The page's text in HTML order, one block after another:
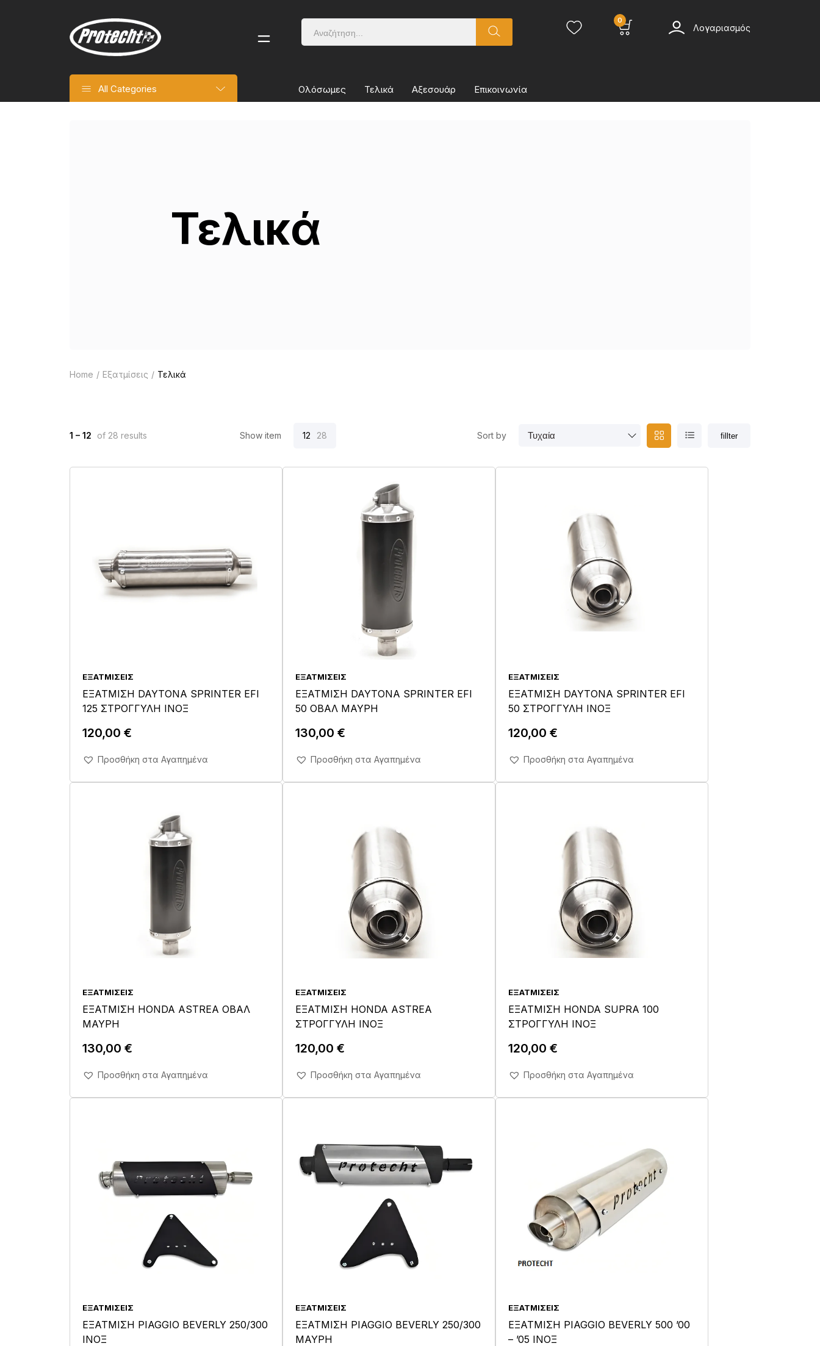
0
Λογαριασμός
All Categories Ολόσωμες Τελικά Αξεσουάρ Επικοινωνία
Τελικά
Home Εξατμίσεις Τελικά
1 – 12 of 28 results Show item 12 28 Sort by fillter
ΕΞΑΤΜΊΣΕΙΣ
ΕΞΑΤΜΙΣΗ DAYTONA SPRINTER EFI
125 ΣΤΡΟΓΓΥΛΗ ΙΝΟΞ
120,00 €
Άμεση Αγορά Σε 1'
Προσθήκη στα Αγαπημένα
ΕΞΑΤΜΊΣΕΙΣ
ΕΞΑΤΜΙΣΗ DAYTONA SPRINTER EFI
50 ΟΒΑΛ ΜΑΥΡΗ
130,00 €
Άμεση Αγορά Σε 1'
Προσθήκη στα Αγαπημένα
ΕΞΑΤΜΊΣΕΙΣ
ΕΞΑΤΜΙΣΗ DAYTONA SPRINTER EFI
50 ΣΤΡΟΓΓΥΛΗ ΙΝΟΞ
120,00 €
Άμεση Αγορά Σε 1'
Προσθήκη στα Αγαπημένα
ΕΞΑΤΜΊΣΕΙΣ
ΕΞΑΤΜΙΣΗ HONDA ASTREA ΟΒΑΛ
ΜΑΥΡΗ
130,00 €
Άμεση Αγορά Σε 1'
Προσθήκη στα Αγαπημένα
ΕΞΑΤΜΊΣΕΙΣ
ΕΞΑΤΜΙΣΗ HONDA ASTREA
ΣΤΡΟΓΓΥΛΗ ΙΝΟΞ
120,00 €
Άμεση Αγορά Σε 1'
Προσθήκη στα Αγαπημένα
ΕΞΑΤΜΊΣΕΙΣ
ΕΞΑΤΜΙΣΗ HONDA SUPRA 100
ΣΤΡΟΓΓΥΛΗ ΙΝΟΞ
120,00 €
Άμεση Αγορά Σε 1'
Προσθήκη στα Αγαπημένα
ΕΞΑΤΜΊΣΕΙΣ
ΕΞΑΤΜΙΣΗ PIAGGIO BEVERLY 250/300
ΙΝΟΞ
ΕΞΑΤΜΊΣΕΙΣ
ΕΞΑΤΜΙΣΗ PIAGGIO BEVERLY 250/300
ΜΑΥΡΗ
ΕΞΑΤΜΊΣΕΙΣ
ΕΞΑΤΜΙΣΗ PIAGGIO BEVERLY 500 ’00
– ’05 ΙΝΟΞ